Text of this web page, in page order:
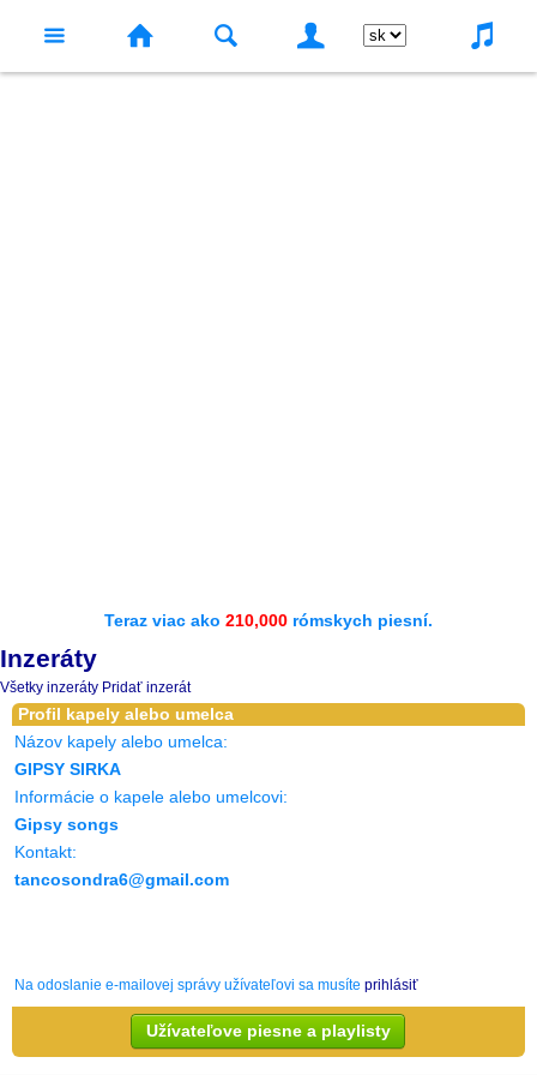
Teraz viac ako 210,000 rómskych piesní.
Inzeráty
Všetky inzeráty Pridať inzerát
Profil kapely alebo umelca
Názov kapely alebo umelca:
GIPSY SIRKA
Informácie o kapele alebo umelcovi:
Gipsy songs
Kontakt:
tancosondra6@gmail.com
Na odoslanie e-mailovej správy užívateľovi sa musíte prihlásiť
Užívateľove piesne a playlisty